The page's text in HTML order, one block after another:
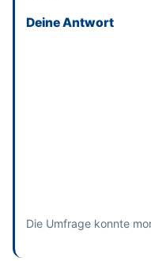
Dieses Feld bitte
Deine Antwort
Die Umfrage konnte